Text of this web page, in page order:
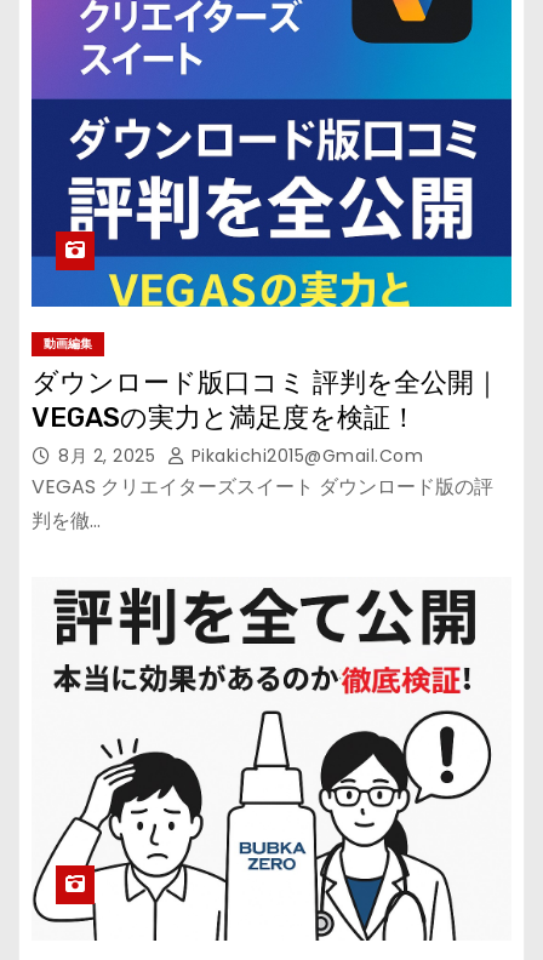
動画編集
ダウンロード版口コミ 評判を全公開｜
VEGASの実力と満足度を検証！
8月 2, 2025 Pikakichi2015@gmail.com
VEGAS クリエイターズスイート ダウンロード版の評
判を徹…